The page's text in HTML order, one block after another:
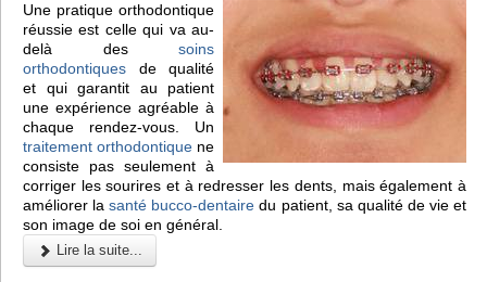
Une pratique orthodontique
réussie est celle qui va au-
delà des soins
orthodontiques de qualité
et qui garantit au patient
une expérience agréable à
chaque rendez-vous. Un
traitement orthodontique ne
consiste pas seulement à
corriger les sourires et à redresser les dents, mais également à
améliorer lasanté bucco-dentaire du patient, sa qualité de vie et
son image de soi en général.
Lire la suite...